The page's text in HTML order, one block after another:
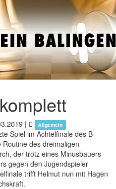
| Allgemein
Spiel im Achtelfinale des B-
des dreimaligen
der trotz eines Minusbauers
gegen den Jugendspieler
trifft Helmut nun mit Hagen